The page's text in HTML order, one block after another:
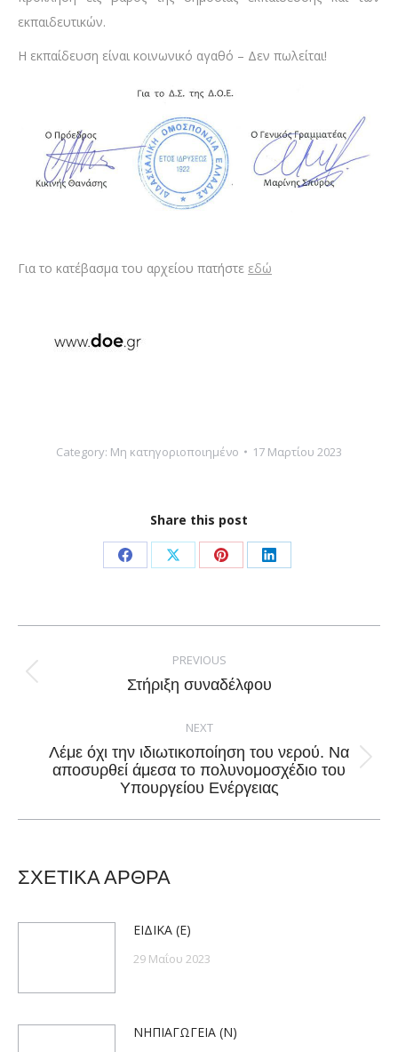
εκπαιδευτικών.
Η εκπαίδευση είναι κοινωνικό αγαθό – Δεν πωλείται!
Για το κατέβασμα του αρχείου πατήστε εδώ
Category: Μη κατηγοριοποιημένο 17 Μαρτίου 2023
Share this post
Share
Facebook
Share
X
Share
Pinterest
Share
LinkedIn
navigation
PREVIOUS
Previous
Στήριξη συναδέλφου
NEXT
Next
post:
Λέμε όχι την ιδιωτικοποίηση του νερού. Να
αποσυρθεί άμεσα το πολυνομοσχέδιο του
Υπουργείου Ενέργειας
ΣΧΕΤΙΚΑ ΑΡΘΡΑ
ΕΙΔΙΚΑ (Ε)
29 Μαΐου 2023
ΝΗΠΙΑΓΩΓΕΙΑ (Ν)